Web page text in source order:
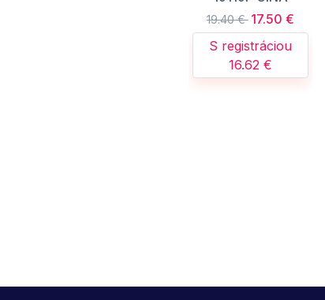
19.40 € 17.50 €
S registráciou
16.62 €